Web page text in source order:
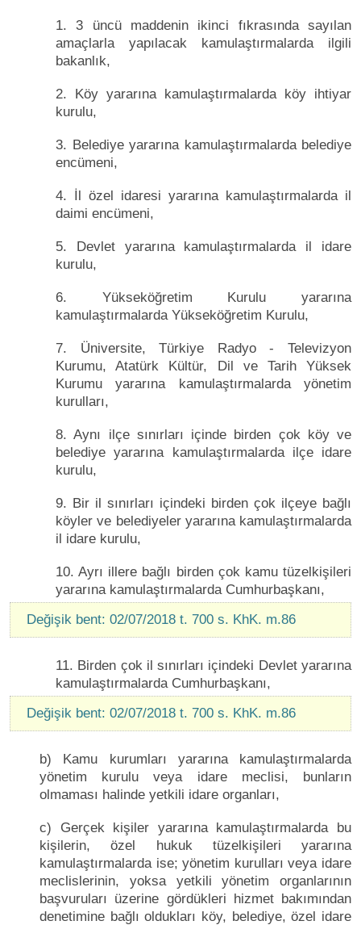
1. 3 üncü maddenin ikinci fıkrasında sayılan
amaçlarla yapılacak kamulaştırmalarda ilgili
bakanlık,
2. Köy yararına kamulaştırmalarda köy ihtiyar
kurulu,
3. Belediye yararına kamulaştırmalarda belediye
encümeni,
4. İl özel idaresi yararına kamulaştırmalarda il
daimi encümeni,
5. Devlet yararına kamulaştırmalarda il idare
kurulu,
6. Yükseköğretim Kurulu yararına
kamulaştırmalarda Yükseköğretim Kurulu,
7. Üniversite, Türkiye Radyo - Televizyon
Kurumu, Atatürk Kültür, Dil ve Tarih Yüksek
Kurumu yararına kamulaştırmalarda yönetim
kurulları,
8. Aynı ilçe sınırları içinde birden çok köy ve
belediye yararına kamulaştırmalarda ilçe idare
kurulu,
9. Bir il sınırları içindeki birden çok ilçeye bağlı
köyler ve belediyeler yararına kamulaştırmalarda
il idare kurulu,
10. Ayrı illere bağlı birden çok kamu tüzelkişileri
yararına kamulaştırmalarda Cumhurbaşkanı,
Değişik bent: 02/07/2018 t. 700 s. KhK. m.86
11. Birden çok il sınırları içindeki Devlet yararına
kamulaştırmalarda Cumhurbaşkanı,
Değişik bent: 02/07/2018 t. 700 s. KhK. m.86
b) Kamu kurumları yararına kamulaştırmalarda
yönetim kurulu veya idare meclisi, bunların
olmaması halinde yetkili idare organları,
c) Gerçek kişiler yararına kamulaştırmalarda bu
kişilerin, özel hukuk tüzelkişileri yararına
kamulaştırmalarda ise; yönetim kurulları veya idare
meclislerinin, yoksa yetkili yönetim organlarının
başvuruları üzerine gördükleri hizmet bakımından
denetimine bağlı oldukları köy, belediye, özel idare